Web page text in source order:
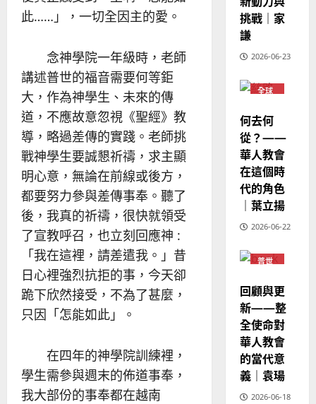
此……」，一切全因主的愛。
念神學院一年級時，老師
講述普世的福音需要何等鉅
大，作為神學生、未來的傳
道，不應故意忽視《聖經》教
導，略過差傳的實踐。老師挑
戰神學生要誠懇祈禱，求主顯
明心意，無論在前線或後方，
都要努力參與差傳事奉。聽了
後，我真的祈禱，很快就領受
了宣教呼召，也立刻回應神 :
「我在這裡，請差遣我。」昔
日心裡強烈抗拒的事，今天卻
跪下欣然接受，不為了甚麼，
只因「怎能如此」。
在四年的神學院訓練裡，
學生需參與週末的佈道事奉，
我大部份的事奉都在越南
瑟
02-
證
｜
陽
萍
2025-
02-
20
華
的
農
曆
新
年
｜
余
自
力
2025-
7
國
華
人
教
經
歷
｜
吳
振
、
溫
淑
2025-
02-
20
挑戰｜家
謙
2026-06-23
全球
普世
宣教
何去何
從？——
華人教會
在這個時
代的角色
｜葉立揚
2026-06-22
普世
回顧與更
新——整
全使命對
華人教會
的當代意
義｜袁瑒
2026-06-18